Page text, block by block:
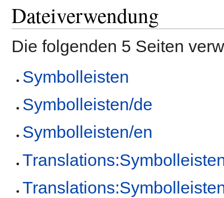
Dateiverwendung
Die folgenden 5 Seiten
Symbolleisten
Symbolleisten/de
Symbolleisten/en